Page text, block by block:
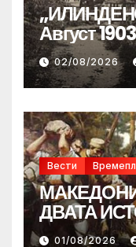
Август
02/08/2026
Вести
ДВАТА
01/08/2026